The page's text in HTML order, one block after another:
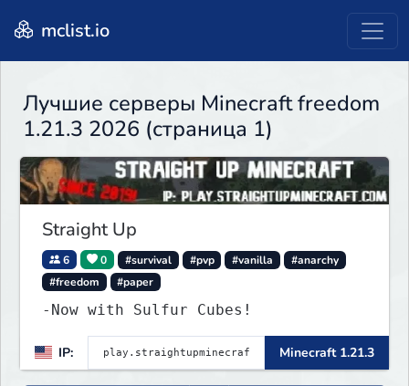
mclist.io
Лучшие серверы Minecraft freedom
1.21.3 2026 (страница 1)
Straight Up
6 0 #survival #pvp #vanilla
#anarchy
#freedom
#paper
-Now with Sulfur Cubes!
IP: Minecraft 1.21.3